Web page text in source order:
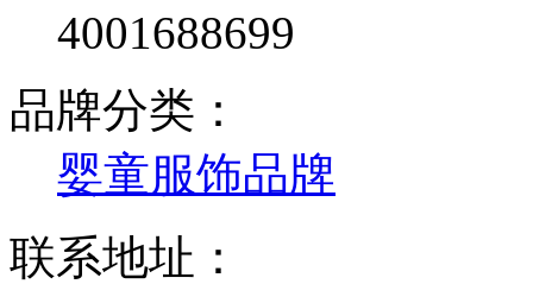
4001688699
品牌分类：
婴童服饰品牌
联系地址：